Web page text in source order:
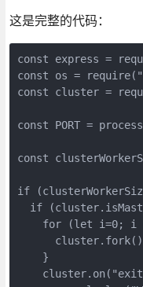
这是完整的代码：
const express =
const os =
const cluster =
const PORT =
const
if
if
for (let i=0; i
      cluster.fork()
    }